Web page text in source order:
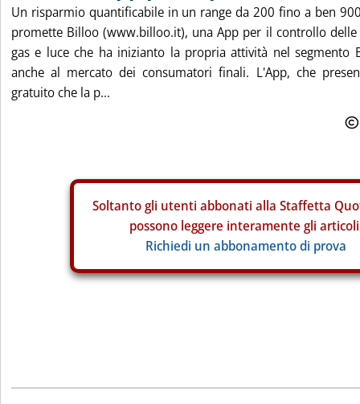
Un risparmio quantificabile in un range da 200 fino a ben
promette Billoo (www.billoo.it), una App per il controllo
gas e luce che ha inizianto la propria attività nel segmento
anche al mercato dei consumatori finali. L'App, che
gratuito che la p...
Soltanto gli utenti abbonati alla Staffetta
possono leggere interamente gli
Richiedi un abbonamento di prova